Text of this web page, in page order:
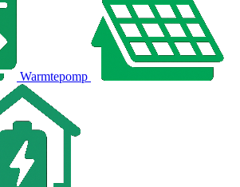
Warmtepomp